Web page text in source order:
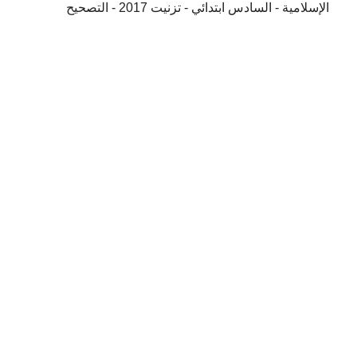
الإسلامية - السادس ابتدائي - تزنيت 2017 - التصحيح